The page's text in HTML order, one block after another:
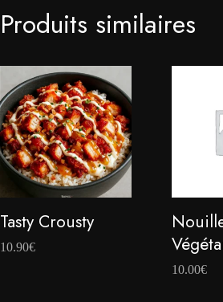
Produits similaires
Tasty Crousty
10.90€
10.00€